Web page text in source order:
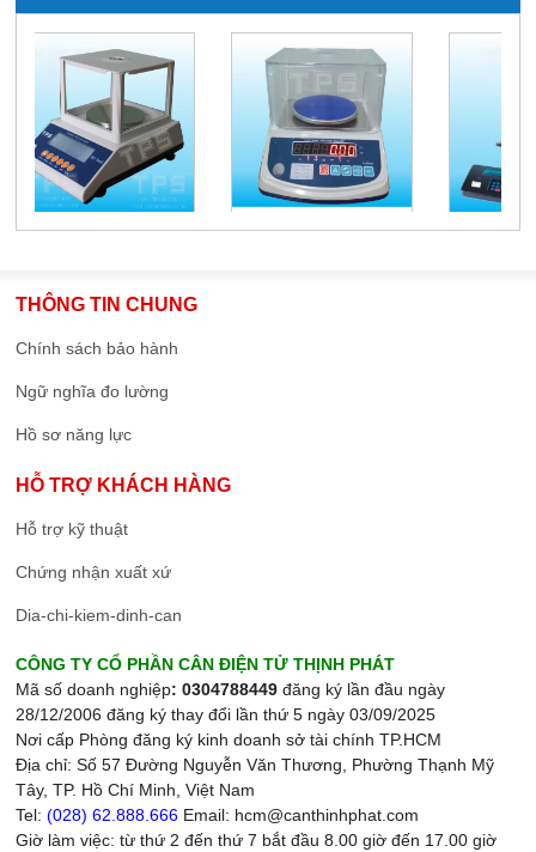
THÔNG TIN CHUNG
Chính sách bảo hành
Ngữ nghĩa đo lường
Hồ sơ năng lực
HỖ TRỢ KHÁCH HÀNG
Hỗ trợ kỹ thuật
Chứng nhận xuất xứ
Dia-chi-kiem-dinh-can
CÔNG TY CỔ PHẦN CÂN ĐIỆN TỬ THỊNH PHÁT
Mã số doanh nghiệp: 0304788449 đăng ký lần đầu ngày
28/12/2006 đăng ký thay đổi lần thứ 5 ngày 03/09/2025
Nơi cấp Phòng đăng ký kinh doanh sở tài chính TP.HCM
Địa chỉ: Số 57 Đường Nguyễn Văn Thương, Phường Thạnh Mỹ
Tây, TP. Hồ Chí Minh, Việt Nam
Tel:(028) 62.888.666 Email: hcm@canthinhphat.com
Giờ làm việc: từ thứ 2 đến thứ 7 bắt đầu 8.00 giờ đến 17.00 giờ